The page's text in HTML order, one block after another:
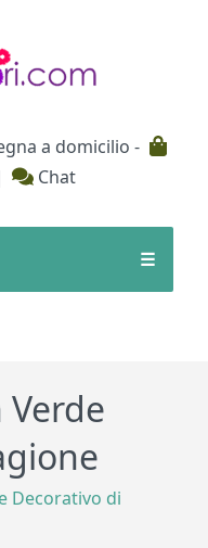
a domicilio -
Chat
☰
Decorativo di